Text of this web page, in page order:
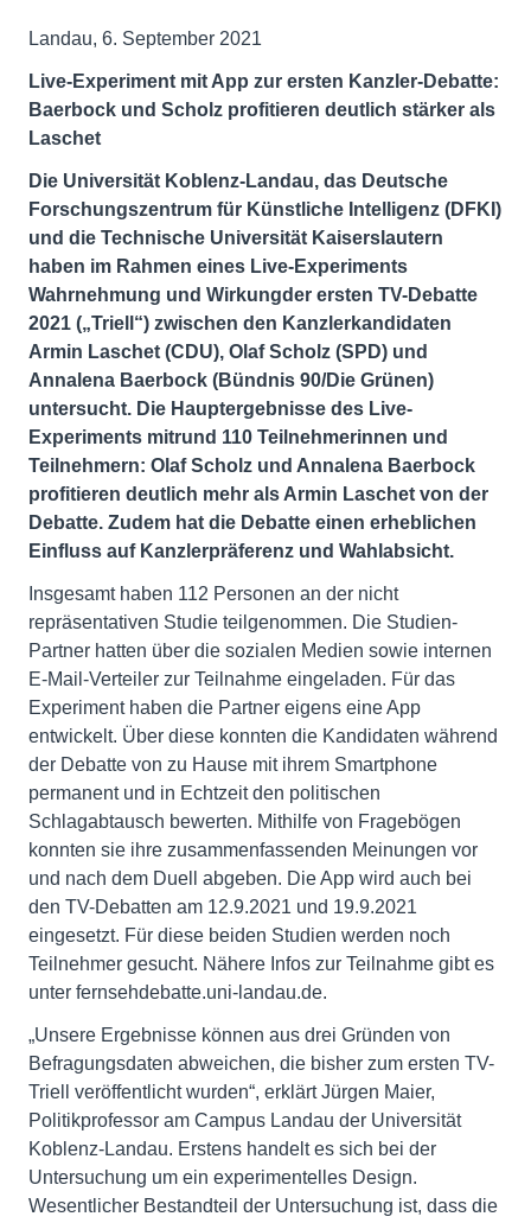
Landau, 6. September 2021
Live-Experiment mit App zur ersten Kanzler-Debatte:
Baerbock und Scholz profitieren deutlich stärker als
Laschet
Die Universität Koblenz-Landau, das Deutsche
Forschungszentrum für Künstliche Intelligenz (DFKI)
und die Technische Universität Kaiserslautern
haben im Rahmen eines Live-Experiments
Wahrnehmung und Wirkungder ersten TV-Debatte
2021 („Triell“) zwischen den Kanzlerkandidaten
Armin Laschet (CDU), Olaf Scholz (SPD) und
Annalena Baerbock (Bündnis 90/Die Grünen)
untersucht. Die Hauptergebnisse des Live-
Experiments mitrund 110 Teilnehmerinnen und
Teilnehmern: Olaf Scholz und Annalena Baerbock
profitieren deutlich mehr als Armin Laschet von der
Debatte. Zudem hat die Debatte einen erheblichen
Einfluss auf Kanzlerpräferenz und Wahlabsicht.
Insgesamt haben 112 Personen an der nicht
repräsentativen Studie teilgenommen. Die Studien-
Partner hatten über die sozialen Medien sowie internen
E-Mail-Verteiler zur Teilnahme eingeladen. Für das
Experiment haben die Partner eigens eine App
entwickelt. Über diese konnten die Kandidaten während
der Debatte von zu Hause mit ihrem Smartphone
permanent und in Echtzeit den politischen
Schlagabtausch bewerten. Mithilfe von Fragebögen
konnten sie ihre zusammenfassenden Meinungen vor
und nach dem Duell abgeben. Die App wird auch bei
den TV-Debatten am 12.9.2021 und 19.9.2021
eingesetzt. Für diese beiden Studien werden noch
Teilnehmer gesucht. Nähere Infos zur Teilnahme gibt es
unter fernsehdebatte.uni-landau.de.
„Unsere Ergebnisse können aus drei Gründen von
Befragungsdaten abweichen, die bisher zum ersten TV-
Triell veröffentlicht wurden“, erklärt Jürgen Maier,
Politikprofessor am Campus Landau der Universität
Koblenz-Landau. Erstens handelt es sich bei der
Untersuchung um ein experimentelles Design.
Wesentlicher Bestandteil der Untersuchung ist, dass die